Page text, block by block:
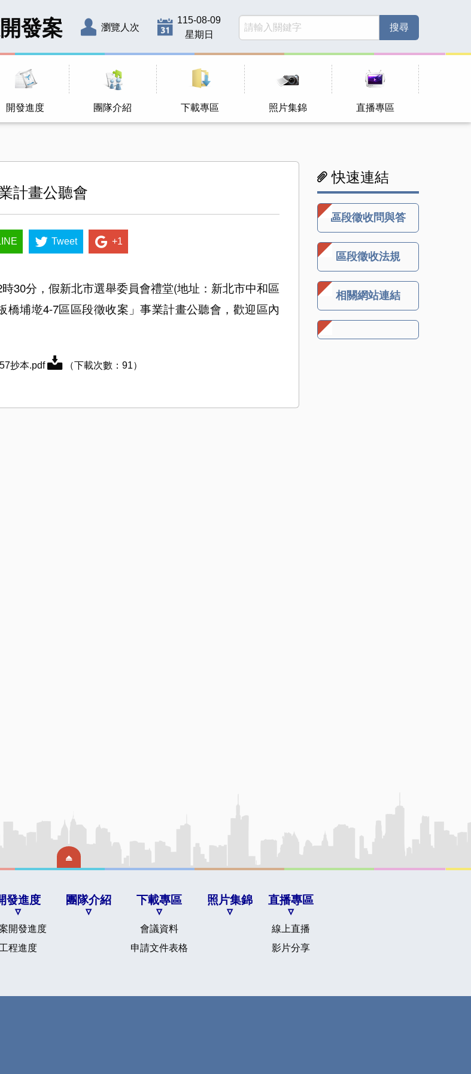
發案 瀏覽人次
115-08-09
星期日
開發進度 團隊介紹 下載專區 照片集錦 直播專區
計畫公聽會
Tweet +1
30分，假新北市選舉委員會禮堂(地址：新北市中和區
橋埔墘4-7區區段徵收案」事業計畫公聽會，歡迎區內
抄本.pdf （下載次數： 91）
快速連結
區段徵收問與答
區段徵收法規
相關網站連結
發進度
開發進度
工程進度
團隊介紹 下載專區
會議資料
申請文件表格
照片集錦 直播專區
線上直播
影片分享